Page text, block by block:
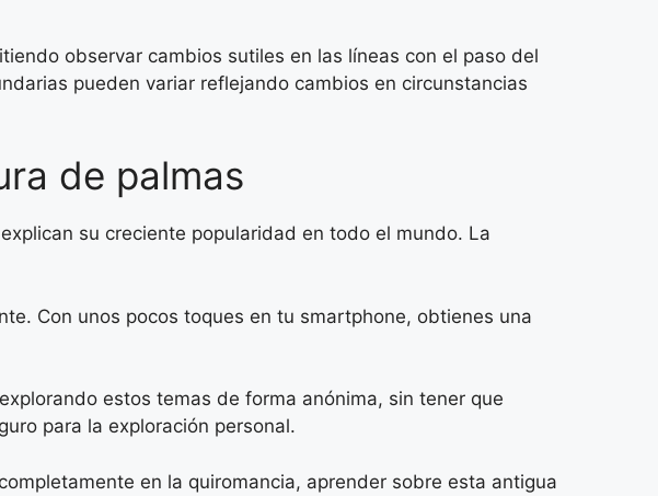
observar cambios sutiles en las líneas con el paso del
pueden variar reflejando cambios en circunstancias
de palmas
su creciente popularidad en todo el mundo. La
Con unos pocos toques en tu smartphone, obtienes una
estos temas de forma anónima, sin tener que
para la exploración personal.
en la quiromancia, aprender sobre esta antigua